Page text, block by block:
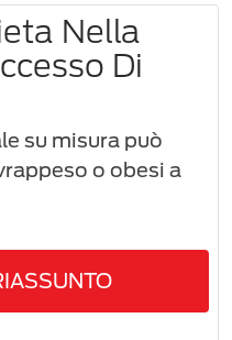
Nella
Di
su misura può
o obesi a